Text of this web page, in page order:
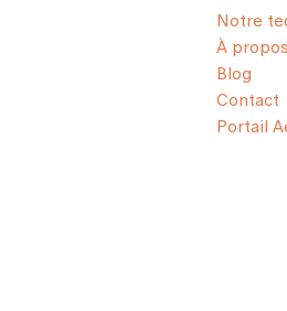
Notre
À propos
Blog
Contact
Portail